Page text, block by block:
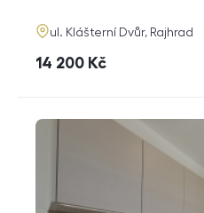
adresa
ul. Klášterní Dvůr, Rajhrad
cena
14 200 Kč